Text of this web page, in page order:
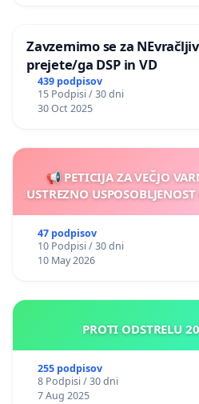
Zavzemimo se za
prejete/ga DSP in VD
439 podpisov
15 Podpisi / 30 dni
30 Oct 2025
📢 PETICIJA ZA VEČJO
USTREZNO
47 podpisov
10 Podpisi / 30 dni
10 May 2026
PROTI ODSTRELU
255 podpisov
8 Podpisi / 30 dni
7 Aug 2025